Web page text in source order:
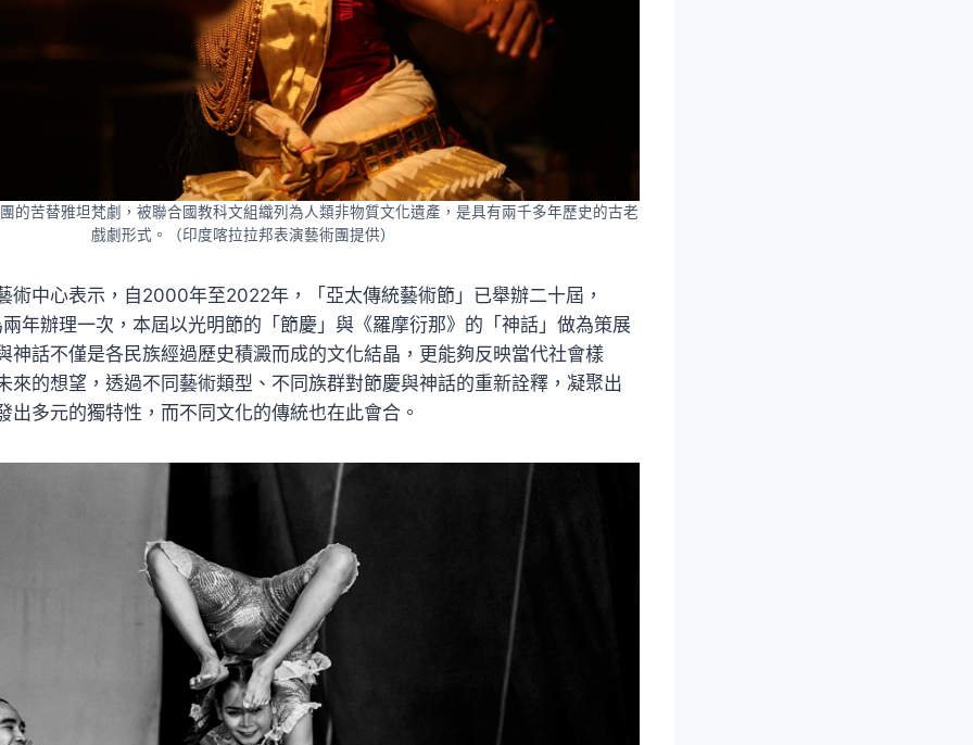
的苦替雅坦梵劇，被聯合國教科文組織列為人類非物質文化遺產，是具有兩千多年歷史的古老
戲劇形式。（印度喀拉拉邦表演藝術團提供）
術中心表示，自2000年至2022年，「亞太傳統藝術節」已舉辦二十屆，
年辦理一次，本屆以光明節的「節慶」與《羅摩衍那》的「神話」做為策展
神話不僅是各民族經過歷史積澱而成的文化結晶，更能夠反映當代社會樣
來的想望，透過不同藝術類型、不同族群對節慶與神話的重新詮釋，凝聚出
出多元的獨特性，而不同文化的傳統也在此會合。